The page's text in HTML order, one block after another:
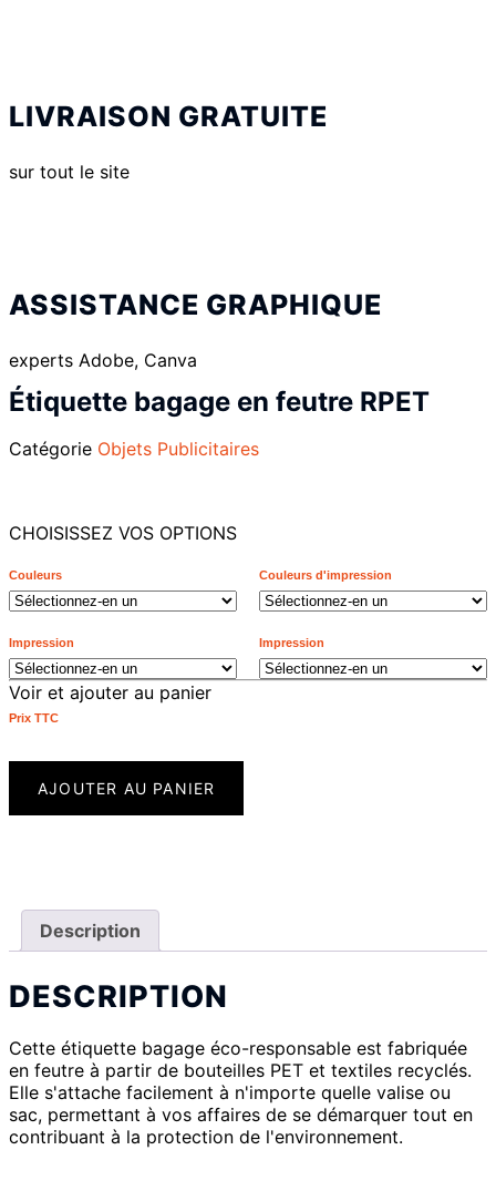
LIVRAISON GRATUITE
sur tout le site
ASSISTANCE GRAPHIQUE
experts Adobe, Canva
Étiquette bagage en feutre RPET
Catégorie Objets Publicitaires
CHOISISSEZ VOS OPTIONS
Couleurs Couleurs d'impression
Impression Impression
Voir et ajouter au panier
Prix ​​TTC
AJOUTER AU PANIER
Description
DESCRIPTION
Cette étiquette bagage éco-responsable est fabriquée
en feutre à partir de bouteilles PET et textiles recyclés.
Elle s'attache facilement à n'importe quelle valise ou
sac, permettant à vos affaires de se démarquer tout en
contribuant à la protection de l'environnement.